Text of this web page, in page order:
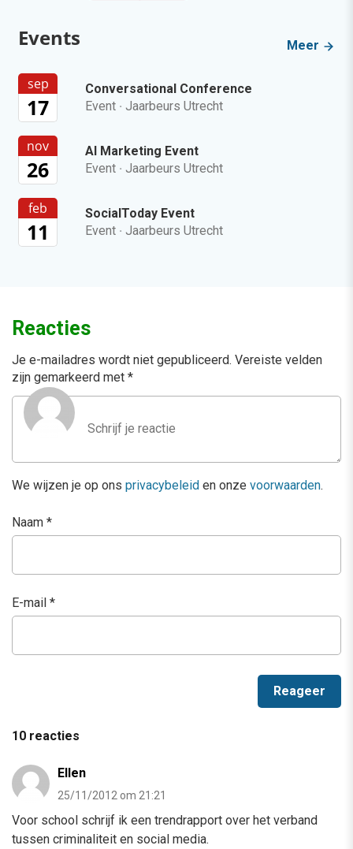
Events Meer
sep
17
Conversational Conference
Event · Jaarbeurs Utrecht
nov
26
AI Marketing Event
Event · Jaarbeurs Utrecht
feb
11
SocialToday Event
Event · Jaarbeurs Utrecht
Reacties
Je e-mailadres wordt niet gepubliceerd. Vereiste velden
zijn gemarkeerd met *
We wijzen je op ons privacybeleid en onze voorwaarden.
Naam *
E-mail *
10 reacties
Ellen
25/11/2012 om 21:21
Voor school schrijf ik een trendrapport over het verband
tussen criminaliteit en social media.